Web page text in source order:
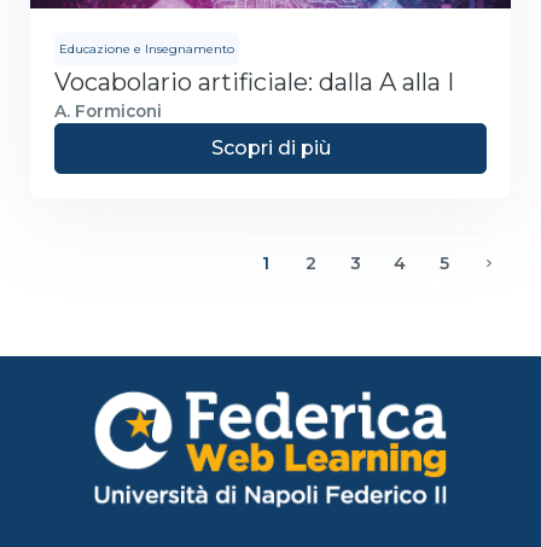
Educazione e Insegnamento
Vocabolario artificiale: dalla A alla I
A. Formiconi
Scopri di più
1
(current)
2 3 4 5